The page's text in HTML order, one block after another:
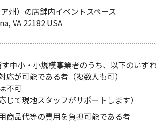
州）の店舗内イベントスペース
VA 22182 USA
中小・小規模事業者のうち、以下のいず
が可能である者（複数人も可）
不可
て現地スタッフがサポートします）
商品代等の費用を負担可能である者